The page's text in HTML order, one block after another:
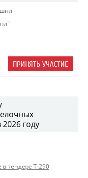
ПРИНЯТЬ УЧАСТИЕ
году
тендере Т-290